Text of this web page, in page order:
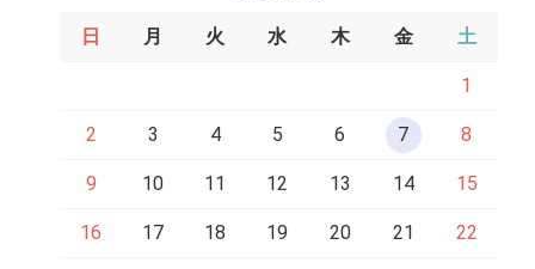
日 月 火 水 木 金 土
1
2 3 4 5 6 7 8
9 10 11 12 13 14 15
16 17 18 19 20 21 22